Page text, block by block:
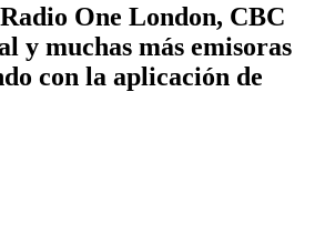
One London, CBC
y muchas más emisoras
con la aplicación de